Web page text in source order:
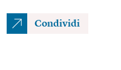
Condividi